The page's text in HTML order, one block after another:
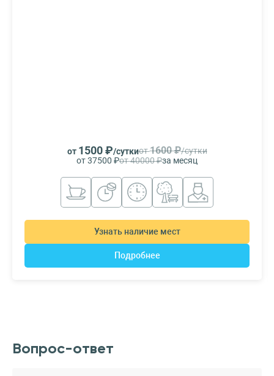
от 1500 ₽/суткиот1600 ₽/сутки
от 37500 ₽от 40000 ₽за месяц
Узнать наличие мест
Подробнее
Вопрос-ответ